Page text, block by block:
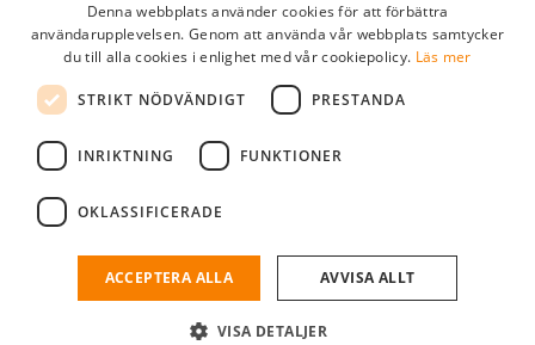
Lösenord
kom ihåg mig
logga in
Kostnadsfri företagsprofil
och söka efter passande kandidater till ditt företag.
Denna webbplats använder cookies för att förbättra
användarupplevelsen. Genom att använda vår webbplats samtycker
du till alla cookies i enlighet med vår cookiepolicy. Läs mer
STRIKT NÖDVÄNDIGT PRESTANDA
INRIKTNING FUNKTIONER
OKLASSIFICERADE
ACCEPTERA ALLA AVVISA ALLT
VISA DETALJER